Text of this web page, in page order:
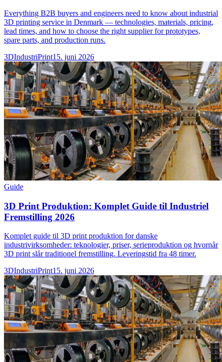
Everything B2B buyers and engineers need to know about industrial
3D printing service in Denmark — technologies, materials, pricing,
lead times, and how to choose the right supplier for prototypes,
spare parts, and production runs.
3DIndustriPrint15. juni 2026
Guide
3D Print Produktion: Komplet Guide til Industriel
Fremstilling 2026
Komplet guide til 3D print produktion for danske
industrivirksomheder: teknologier, priser, serieproduktion og hvornår
3D print slår traditionel fremstilling. Leveringstid fra 48 timer.
3DIndustriPrint15. juni 2026